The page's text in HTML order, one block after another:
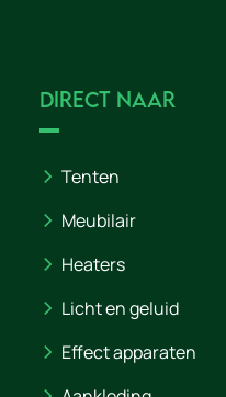
Direct naar
Tenten
Meubilair
Heaters
Licht en geluid
Effect apparaten